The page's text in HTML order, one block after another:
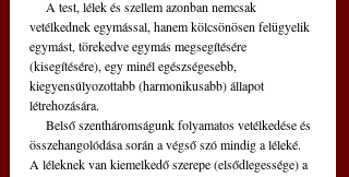
vetélkednek egymással, hanem kölcsönösen felügyelik
egymást, törekedve egymás megsegítésére
(kisegítésére), egy minél egészségesebb,
kiegyensúlyozottabb (harmonikusabb) állapot
létrehozására.
összehangolódása során a végső szó mindig a léleké.
A léleknek van kiemelkedő szerepe (elsődlegessége) a